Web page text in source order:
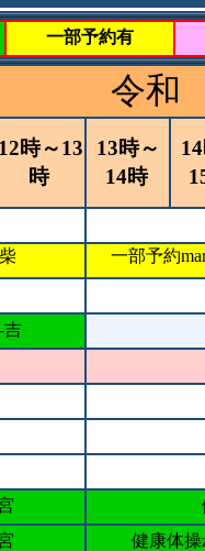
一部予約有
令
12時～13
時
13時～
14時
一部予約
吉
健康体操